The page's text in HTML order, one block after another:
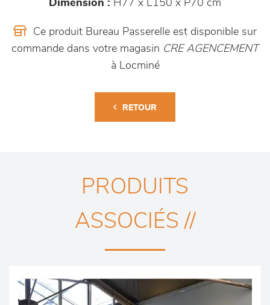
Dimension : H77 x L150 x P70 cm
Ce produit Bureau Passerelle est disponible sur
commande dans votre magasin CRE AGENCEMENT
à Locminé
RETOUR
PRODUITS
ASSOCIÉS //